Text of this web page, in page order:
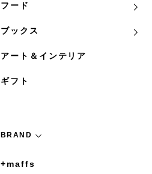
フード
ブックス
アート＆インテリア
ギフト
BRAND
+maffs